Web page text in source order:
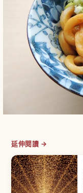
延伸閱讀 →